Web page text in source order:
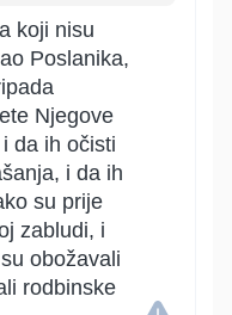
koji nisu
Poslanika,
Njegove
da ih očisti
i da ih
su prije
zabludi, i
obožavali
rodbinske